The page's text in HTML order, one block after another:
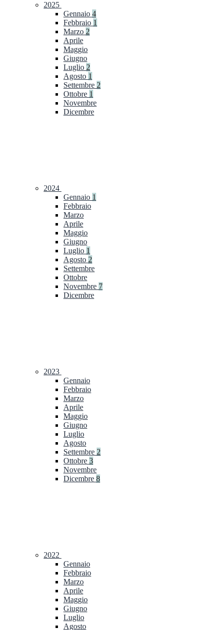
2025
Gennaio 4
Febbraio 1
Marzo 2
Aprile
Maggio
Giugno
Luglio 2
Agosto 1
Settembre 2
Ottobre 1
Novembre
Dicembre
2024
Gennaio 1
Febbraio
Marzo
Aprile
Maggio
Giugno
Luglio 1
Agosto 2
Settembre
Ottobre
Novembre 7
Dicembre
2023
Gennaio
Febbraio
Marzo
Aprile
Maggio
Giugno
Luglio
Agosto
Settembre 2
Ottobre 3
Novembre
Dicembre 8
2022
Gennaio
Febbraio
Marzo
Aprile
Maggio
Giugno
Luglio
Agosto